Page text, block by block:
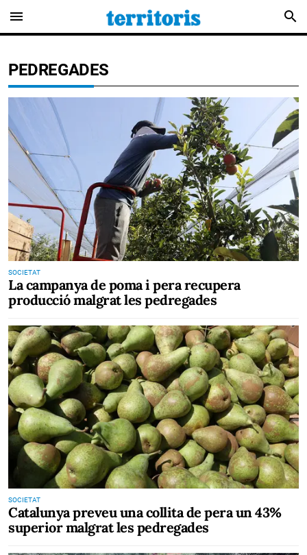
menu search
PEDREGADES
SOCIETAT
La campanya de poma i pera recupera
producció malgrat les pedregades
SOCIETAT
Catalunya preveu una collita de pera un 43%
superior malgrat les pedregades